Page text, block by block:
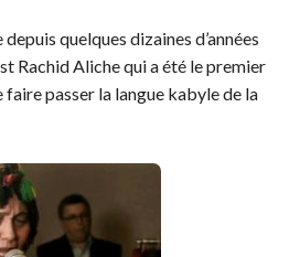
quelques dizaines d’années
Rachid Aliche qui a été le premier
faire passer la langue kabyle de la